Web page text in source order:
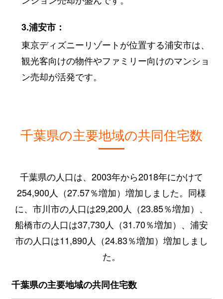
3.浦安市：
東京ディズニーリゾートが位置する浦安市は、
観光客向けの物件やファミリー向けのマンショ
ン売却が活発です。
千葉県の主要地域の共同住宅数
千葉県の人口は、2003年から2018年にかけて
254,900人（27.57％増加）増加しました。同様
に、市川市の人口は29,200人（23.85％増加）、
船橋市の人口は37,730人（31.70％増加）、浦安
市の人口は11,890人（24.83％増加）増加しまし
た。
千葉県の主要地域の共同住宅数